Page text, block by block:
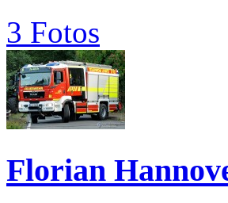
3 Fotos
Florian